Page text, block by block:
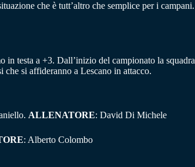
che è tutt’altro che semplice per i
in testa a +3. Dall’inizio del campionato la
che si affideranno a Lescano in attacco.
ALLENATORE: David Di Michele
: Alberto Colombo